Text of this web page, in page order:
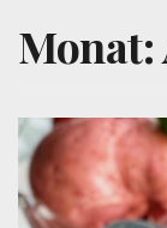
Monat: